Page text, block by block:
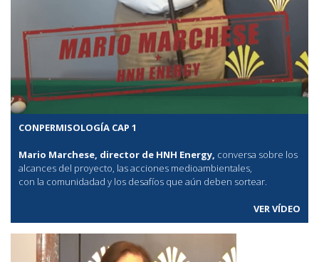
CONPERMISOLOGÍA CAP 1
Mario Marchese, director de HNH Energy, conversa sobre los
alcances del proyecto, las acciones medioambientales,
con la comunidadad y los desafíos que aún deben sortear.
VER VÍDEO